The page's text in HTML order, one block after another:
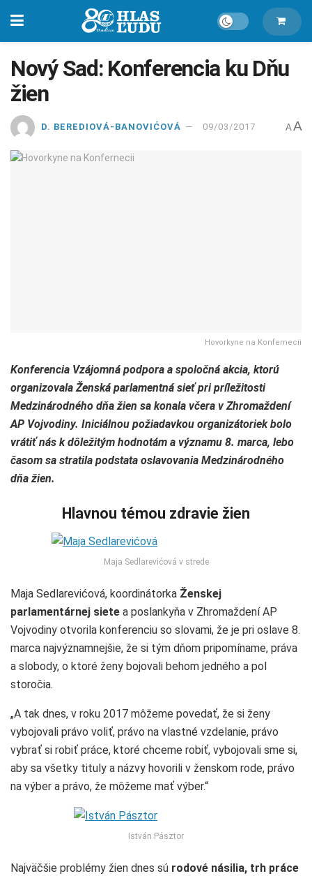
Nový Sad: Konferencia ku Dňu
žien
D. BEREDIOVÁ-BANOVIĆOVÁ 09/03/2017 A A
Hovorkyne na Konfernecii
Konferencia Vzájomná podpora a spoločná akcia, ktorú
organizovala Ženská parlamentná sieť pri príležitosti
Medzinárodného dňa žien sa konala včera v Zhromaždení
AP Vojvodiny. Iniciálnou požiadavkou organizátoriek bolo
vrátiť nás k dôležitým hodnotám a významu 8. marca, lebo
časom sa stratila podstata oslavovania Medzinárodného
dňa žien.
Hlavnou témou zdravie žien
Maja Sedlarevićová v strede
Maja Sedlarevićová, koordinátorka Ženskej
parlamentárnej siete a poslankyňa v Zhromaždení AP
Vojvodiny otvorila konferenciu so slovami, že je pri oslave 8.
marca najvýznamnejšie, že si tým dňom pripomíname, práva
a slobody, o ktoré ženy bojovali behom jedného a pol
storočia.
„A tak dnes, v roku 2017 môžeme povedať, že si ženy
vybojovali právo voliť, právo na vlastné vzdelanie, právo
vybrať si robiť práce, ktoré chceme robiť, vybojovali sme si,
aby sa všetky tituly a názvy hovorili v ženskom rode, právo
na výber a právo, že môžeme mať výber.“
István Pásztor
Najväčšie problémy žien dnes sú rodové násilia, trh práce